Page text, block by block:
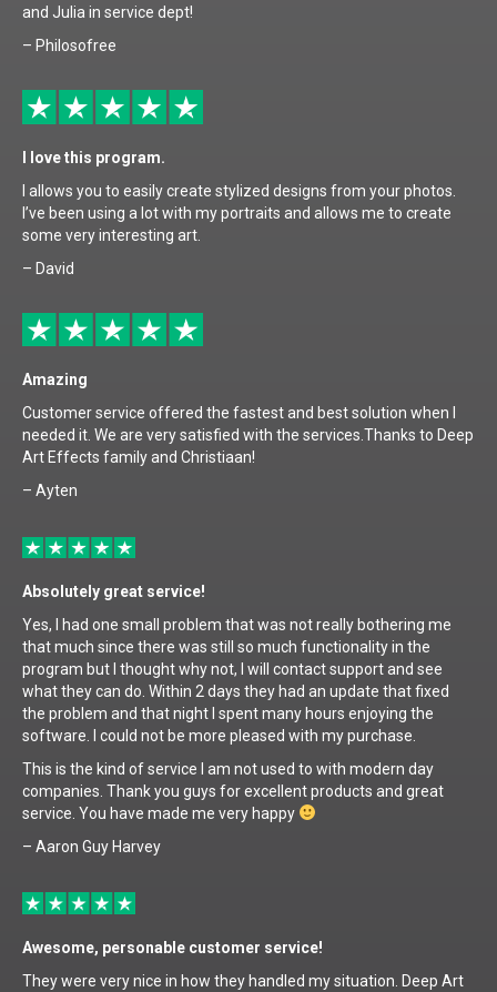
and Julia in service dept!
– Philosofree
I love this program.
I allows you to easily create stylized designs from your photos.
I’ve been using a lot with my portraits and allows me to create
some very interesting art.
– David
Amazing
Customer service offered the fastest and best solution when I
needed it. We are very satisfied with the services.Thanks to Deep
Art Effects family and Christiaan!
– Ayten
Absolutely great service!
Yes, I had one small problem that was not really bothering me
that much since there was still so much functionality in the
program but I thought why not, I will contact support and see
what they can do. Within 2 days they had an update that fixed
the problem and that night I spent many hours enjoying the
software. I could not be more pleased with my purchase.
This is the kind of service I am not used to with modern day
companies. Thank you guys for excellent products and great
service. You have made me very happy
– Aaron Guy Harvey
Awesome, personable customer service!
They were very nice in how they handled my situation. Deep Art